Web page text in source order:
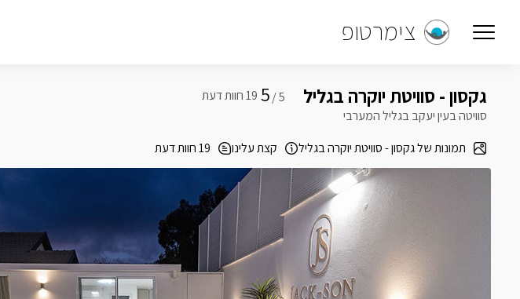
צימרטופ
גקסון - סוויטת יוקרה בגליל 5 /
5
סוויטה בעין יעקב בגליל המערבי
תמונות של גקסון - סוויטת יוקרה בגליל
קצת עלינו 19 חוות דעת